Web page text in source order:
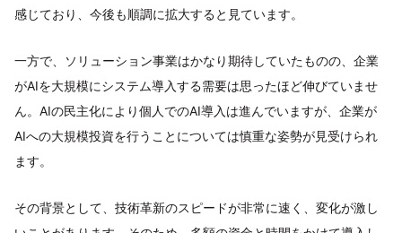
感じており、今後も順調に拡大すると見ています。
一方で、ソリューション事業はかなり期待していたものの、企業
がAIを大規模にシステム導入する需要は思ったほど伸びていませ
ん。AIの民主化により個人でのAI導入は進んでいますが、企業が
AIへの大規模投資を行うことについては慎重な姿勢が見受けられ
ます。
その背景として、技術革新のスピードが非常に速く、変化が激し